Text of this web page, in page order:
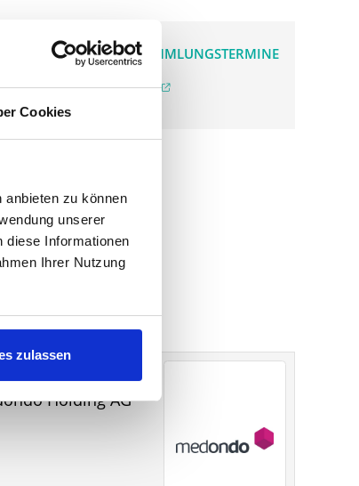
Cookies
anbieten zu können
unserer
diese Informationen
Ihrer Nutzung
zulassen
HAUPTVERSAMMLUNGSTERMINE
Holding AG